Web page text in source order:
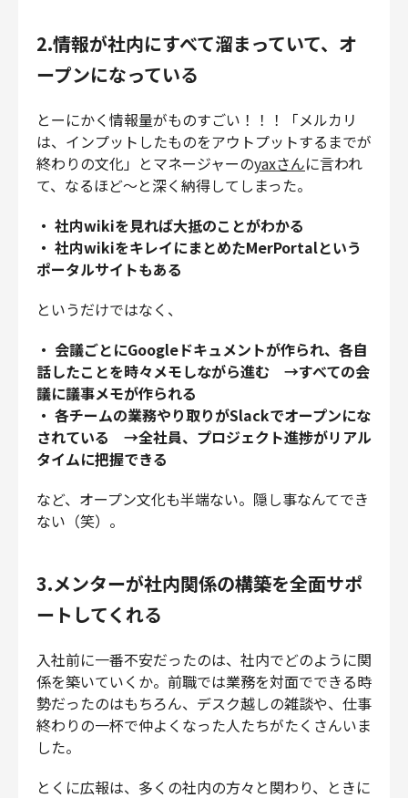
2.情報が社内にすべて溜まっていて、オ
ープンになっている
とーにかく情報量がものすごい！！！「メルカリ
は、インプットしたものをアウトプットするまでが
終わりの文化」とマネージャーのyaxさんに言われ
て、なるほど〜と深く納得してしまった。
・ 社内wikiを見れば大抵のことがわかる
・ 社内wikiをキレイにまとめたMerPortalという
ポータルサイトもある
というだけではなく、
・ 会議ごとにGoogleドキュメントが作られ、各自
話したことを時々メモしながら進む →すべての会
議に議事メモが作られる
・ 各チームの業務やり取りがSlackでオープンにな
されている →全社員、プロジェクト進捗がリアル
タイムに把握できる
など、オープン文化も半端ない。隠し事なんてでき
ない（笑）。
3.メンターが社内関係の構築を全面サポ
ートしてくれる
入社前に一番不安だったのは、社内でどのように関
係を築いていくか。前職では業務を対面でできる時
勢だったのはもちろん、デスク越しの雑談や、仕事
終わりの一杯で仲よくなった人たちがたくさんいま
した。
とくに広報は、多くの社内の方々と関わり、ときに